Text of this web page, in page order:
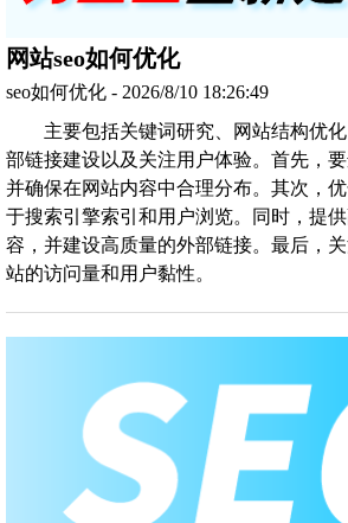
网站seo如何优化
seo如何优化 - 2026/8/10 18:26:49
主要包括关键词研究、网站结构优
部链接建设以及关注用户体验。首先，
并确保在网站内容中合理分布。其次，
于搜索引擎索引和用户浏览。同时，提
容，并建设高质量的外部链接。最后，
站的访问量和用户黏性。